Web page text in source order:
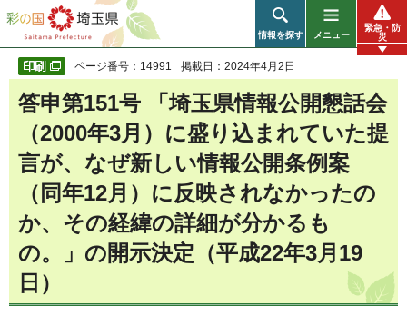
彩の国 埼玉県
情報を探す メニュー
緊急・防
災
ページ番号：14991 掲載日：2024年4月2日
答申第151号 「埼玉県情報公開懇話会
（2000年3月）に盛り込まれていた提
言が、なぜ新しい情報公開条例案
（同年12月）に反映されなかったの
か、その経緯の詳細が分かるも
の。」の開示決定（平成22年3月19
日）